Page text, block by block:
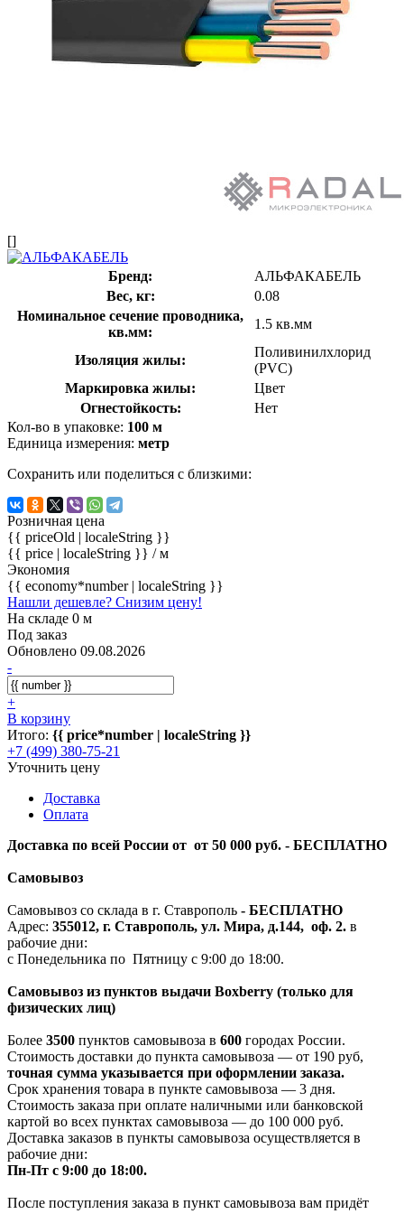
[]
Бренд:
АЛЬФАКАБЕЛЬ
Вес, кг:
0.08
Номинальное сечение проводника,
кв.мм:
1.5 кв.мм
Изоляция жилы:
Поливинилхлорид
(PVC)
Маркировка жилы:
Цвет
Огнестойкость:
Нет
Кол-во в упаковке: 100 м
Единица измерения: метр
Сохранить или поделиться с близкими:
Розничная цена
{{ priceOld | localeString }}
{{ price | localeString }} / м
Экономия
{{ economy*number | localeString }}
Нашли дешевле? Снизим цену!
На складе 0 м
Под заказ
Обновлено 09.08.2026
-
+
В корзину
Итого: {{ price*number | localeString }}
+7 (499) 380-75-21
Уточнить цену
Доставка
Оплата
Доставка по всей России от от 50 000 руб. - БЕСПЛАТНО
Самовывоз
Самовывоз со склада в г. Ставрополь - БЕСПЛАТНО
Адрес: 355012, г. Ставрополь, ул. Мира, д.144, оф. 2. в
рабочие дни:
с Понедельника по Пятницу с 9:00 до 18:00.
Самовывоз из пунктов выдачи Boxberry (только для
физических лиц)
Более 3500 пунктов самовывоза в 600 городах России.
Стоимость доставки до пункта самовывоза — от 190 руб,
точная сумма указывается при оформлении заказа.
Срок хранения товара в пункте самовывоза — 3 дня.
Стоимость заказа при оплате наличными или банковской
картой во всех пунктах самовывоза — до 100 000 руб.
Доставка заказов в пункты самовывоза осуществляется в
рабочие дни:
Пн-Пт с 9:00 до 18:00.
После поступления заказа в пункт самовывоза вам придёт